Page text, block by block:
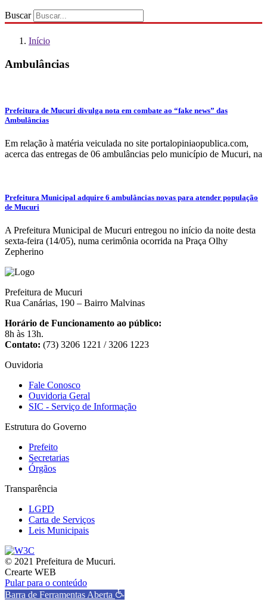
Buscar
Início
Ambulâncias
Prefeitura de Mucuri divulga nota em combate ao “fake news” das
Ambulâncias
Em relação à matéria veiculada no site portalopiniaopublica.com,
acerca das entregas de 06 ambulâncias pelo município de Mucuri, na
Prefeitura Municipal adquire 6 ambulâncias novas para atender população
de Mucuri
A Prefeitura Municipal de Mucuri entregou no início da noite desta
sexta-feira (14/05), numa cerimônia ocorrida na Praça Olhy
Zepherino
Prefeitura de Mucuri
Rua Canárias, 190 – Bairro Malvinas
Horário de Funcionamento ao público:
8h às 13h.
Contato: (73) 3206 1221 / 3206 1223
Ouvidoria
Fale Conosco
Ouvidoria Geral
SIC - Serviço de Informação
Estrutura do Governo
Prefeito
Secretarias
Órgãos
Transparência
LGPD
Carta de Serviços
Leis Municipais
© 2021 Prefeitura de Mucuri.
Crearte WEB
Pular para o conteúdo
Barra de Ferramentas Aberta